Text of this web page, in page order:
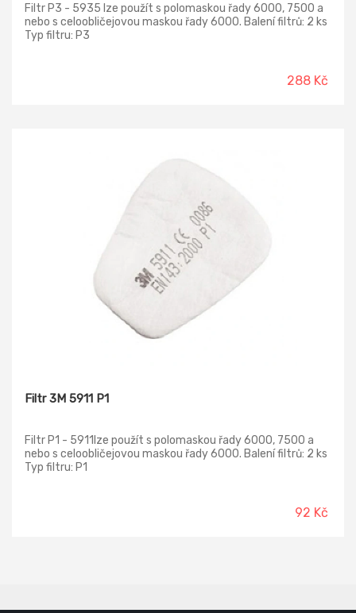
Filtr P3 - 5935 lze použít s polomaskou řady 6000, 7500 a
nebo s celoobličejovou maskou řady 6000. Balení filtrů: 2 ks
Typ filtru: P3
288 Kč
Filtr 3M 5911 P1
Filtr P1 - 5911lze použít s polomaskou řady 6000, 7500 a
nebo s celoobličejovou maskou řady 6000. Balení filtrů: 2 ks
Typ filtru: P1
92 Kč